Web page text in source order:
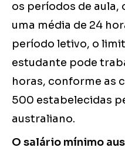
os períodos de aula,
uma média de 24
período letivo, o
estudante pode
horas, conforme as
500 estabelecidas
australiano.
O salário mínimo